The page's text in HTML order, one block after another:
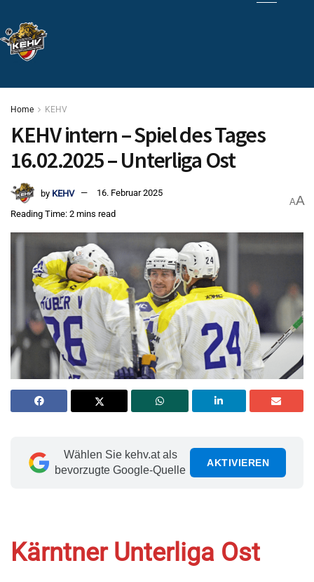
Home KEHV
KEHV intern – Spiel des Tages
16.02.2025 – Unterliga Ost
by KEHV
16. Februar 2025
Reading Time: 2 mins read
AA
Wählen Sie kehv.at als
bevorzugte Google-Quelle
AKTIVIEREN
Kärntner Unterliga Ost